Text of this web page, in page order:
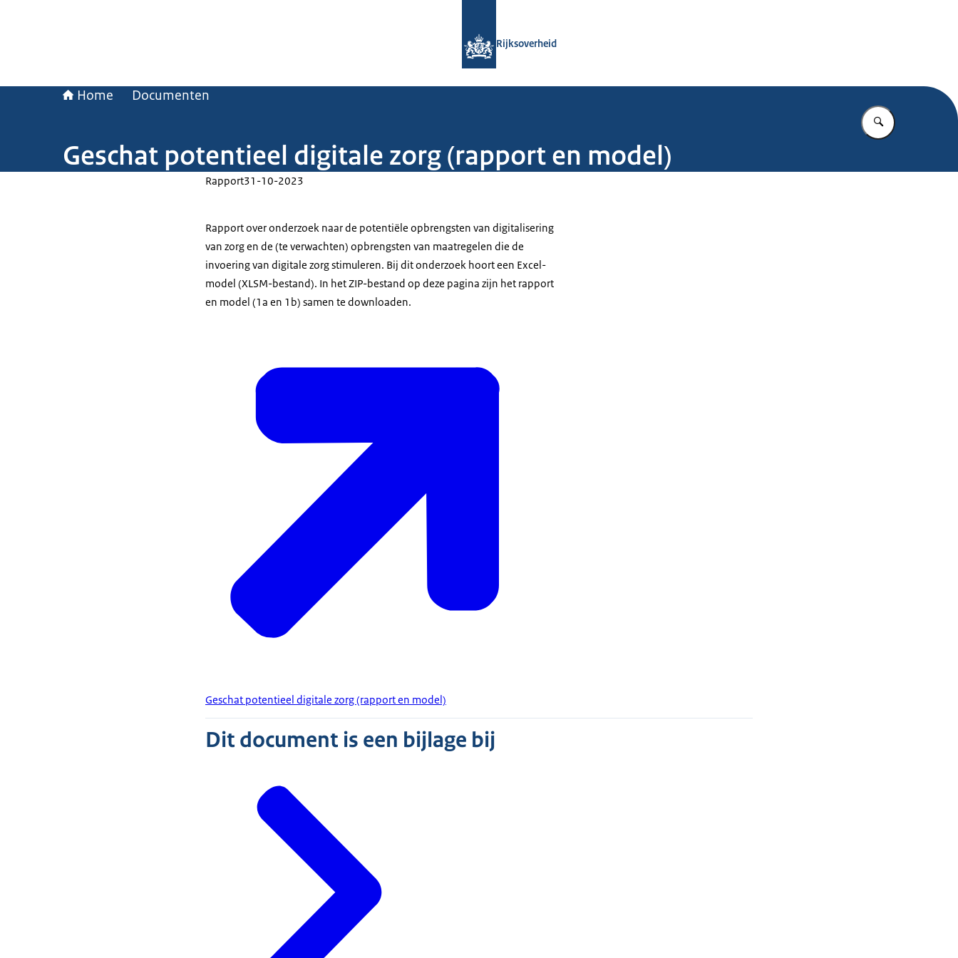
Rijksoverheid
Home Documenten
Vul in wat u
Geschat potentieel digitale zorg (rapport en model)
Rapport31-10-2023
Rapport over onderzoek naar de potentiële opbrengsten van digitalisering
van zorg en de (te verwachten) opbrengsten van maatregelen die de
invoering van digitale zorg stimuleren. Bij dit onderzoek hoort een Excel-
model (XLSM-bestand). In het ZIP-bestand op deze pagina zijn het rapport
en model (1a en 1b) samen te downloaden.
Geschat potentieel digitale zorg (rapport en model)
Dit document is een bijlage bij